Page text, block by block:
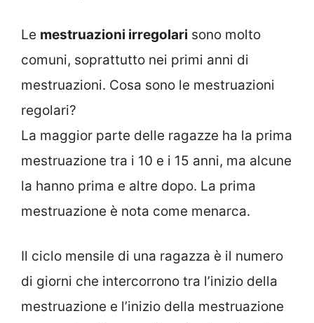
Le mestruazioni irregolari sono molto
comuni, soprattutto nei primi anni di
mestruazioni. Cosa sono le mestruazioni
regolari?
La maggior parte delle ragazze ha la prima
mestruazione tra i 10 e i 15 anni, ma alcune
la hanno prima e altre dopo. La prima
mestruazione è nota come menarca.
Il ciclo mensile di una ragazza è il numero
di giorni che intercorrono tra l’inizio della
mestruazione e l’inizio della mestruazione